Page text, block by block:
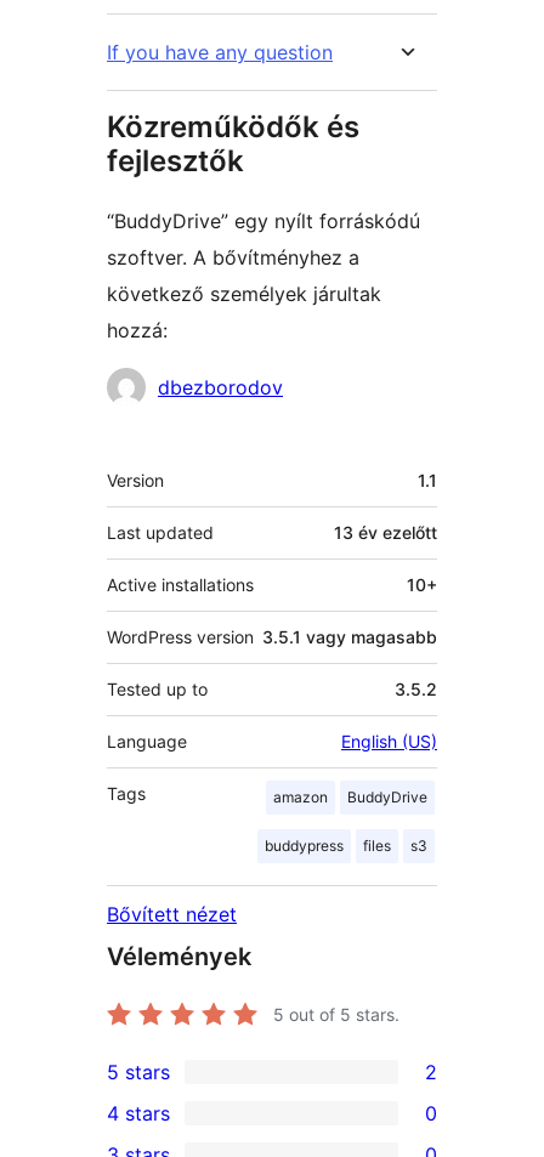
If you have any question
Közreműködők és
fejlesztők
“BuddyDrive” egy nyílt forráskódú
szoftver. A bővítményhez a
következő személyek járultak
hozzá:
Közreműködők
dbezborodov
Meta
Version 1.1
Last updated 13 év ezelőtt
Active installations 10+
WordPress version 3.5.1 vagy magasabb
Tested up to 3.5.2
Language English (US)
Tags amazon BuddyDrive
buddypress files s3
Bővített nézet
Vélemények
5 out of 5 stars.
2
5-
5 stars 2
4 stars 0